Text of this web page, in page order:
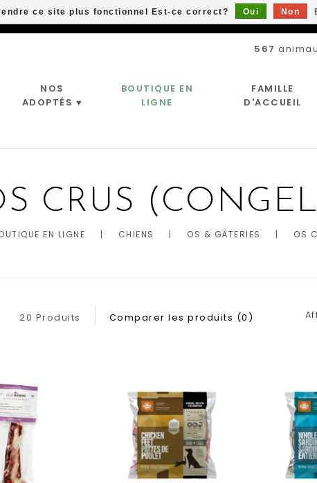
567
NOS
ADOPTÉS ♥
BOUTIQUE EN
LIGNE
FAMILLE
D'ACCUEIL
CRUS
EN LIGNE | CHIENS | OS & GÂTERIES | OS
20 Produits Comparer les produits (0)
ce site plus fonctionnel Est-ce correct? Oui Non
Livraison gratuite à partir de 89$*